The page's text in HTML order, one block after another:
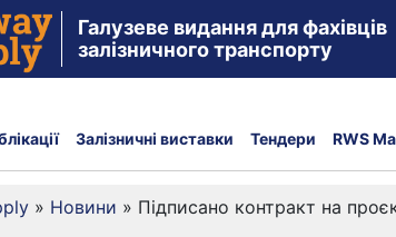
Галузеве видання для фахівців
залізничного транспорту
Залізничні виставки Тендери RWS
» Новини » Підписано контракт на